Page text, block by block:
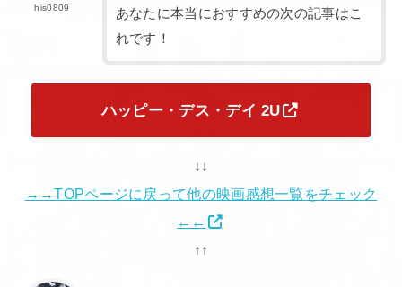
his0809
あなたに本当におすすめの次の記事はこ
れです！
ハッピー・デス・デイ 2U
↓↓
→→TOPページに戻って他の映画感想一覧をチェック
←←
↑↑